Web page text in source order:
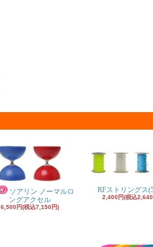
ソアリン ノーマルロ
ングアクセル
6,500円(税込7,150円)
RFストリングス
2,400円(税込